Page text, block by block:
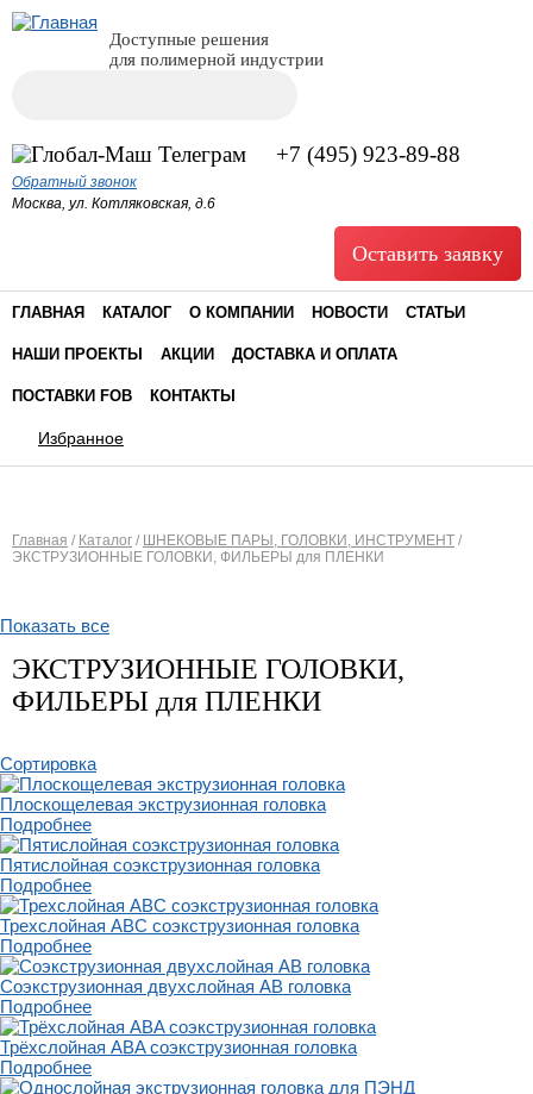
Доступные решения
для полимерной индустрии
+7 (495) 923-89-88
Обратный звонок
Москва, ул. Котляковская, д.6
Оставить заявку
ГЛАВНАЯ КАТАЛОГ О КОМПАНИИ НОВОСТИ СТАТЬИ
НАШИ ПРОЕКТЫ АКЦИИ ДОСТАВКА И ОПЛАТА
ПОСТАВКИ FOB КОНТАКТЫ
Избранное
Вы здесь
Главная / Каталог / ШНЕКОВЫЕ ПАРЫ, ГОЛОВКИ, ИНСТРУМЕНТ /
ЭКСТРУЗИОННЫЕ ГОЛОВКИ, ФИЛЬЕРЫ для ПЛЕНКИ
Показать все
ЭКСТРУЗИОННЫЕ ГОЛОВКИ,
ФИЛЬЕРЫ для ПЛЕНКИ
Сортировка
Плоскощелевая экструзионная головка
Подробнее
Пятислойная соэкструзионная головка
Подробнее
Трехслойная ABC соэкструзионная головка
Подробнее
Cоэкструзионная двухслойная AB головка
Подробнее
Трёхслойная ABA cоэкструзионная головка
Подробнее